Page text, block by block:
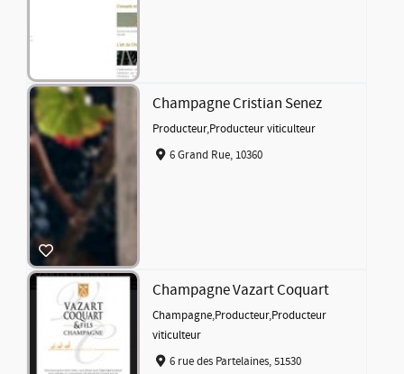
Champagne Cristian Senez
Producteur,Producteur viticulteur
6 Grand Rue, 10360
Champagne Vazart Coquart
Champagne,Producteur,Producteur
viticulteur
6 rue des Partelaines, 51530